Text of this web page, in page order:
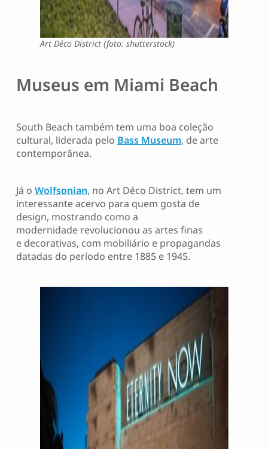
Art Déco District (foto: shutterstock)
Museus em Miami Beach
South Beach também tem uma boa coleção
cultural, liderada pelo Bass Museum, de arte
contemporânea.
Já o Wolfsonian, no Art Déco District, tem um
interessante acervo para quem gosta de
design, mostrando como a
modernidade revolucionou as artes finas
e decorativas, com mobiliário e propagandas
datadas do período entre 1885 e 1945.